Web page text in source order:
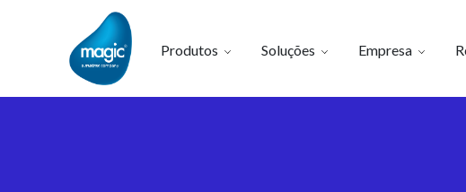
Produtos Soluções Empresa